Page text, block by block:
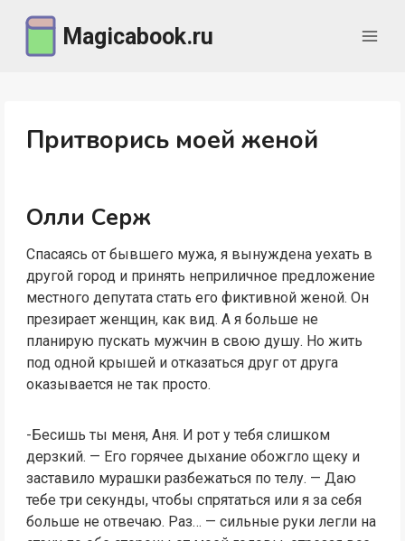
содержимому
Magicabook.ru
Притворись моей женой
Олли Серж
Спасаясь от бывшего мужа, я вынуждена уехать в
другой город и принять неприличное предложение
местного депутата стать его фиктивной женой. Он
презирает женщин, как вид. А я больше не
планирую пускать мужчин в свою душу. Но жить
под одной крышей и отказаться друг от друга
оказывается не так просто.
-Бесишь ты меня, Аня. И рот у тебя слишком
дерзкий. — Его горячее дыхание обожгло щеку и
заставило мурашки разбежаться по телу. — Даю
тебе три секунды, чтобы спрятаться или я за себя
больше не отвечаю. Раз… — сильные руки легли на